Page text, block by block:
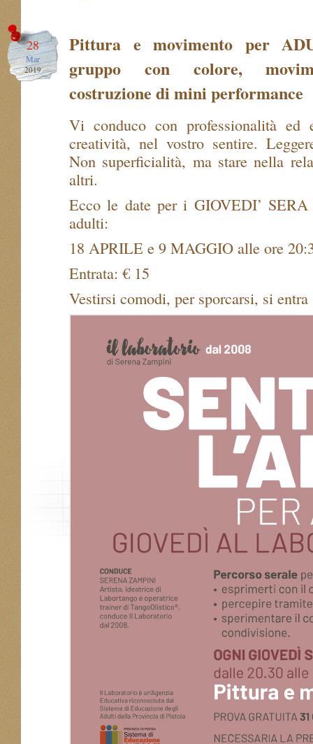
28
Mar
2019
Pittura e movimento per
gruppo con colore,
costruzione di mini performance
Vi conduco con professionalità ed
creatività, nel vostro sentire.
Non superficialità, ma stare nella
altri.
Ecco le date per i GIOVEDI’
adulti:
18 APRILE e 9 MAGGIO alle ore
Entrata: € 15
Vestirsi comodi, per sporcarsi, si entra